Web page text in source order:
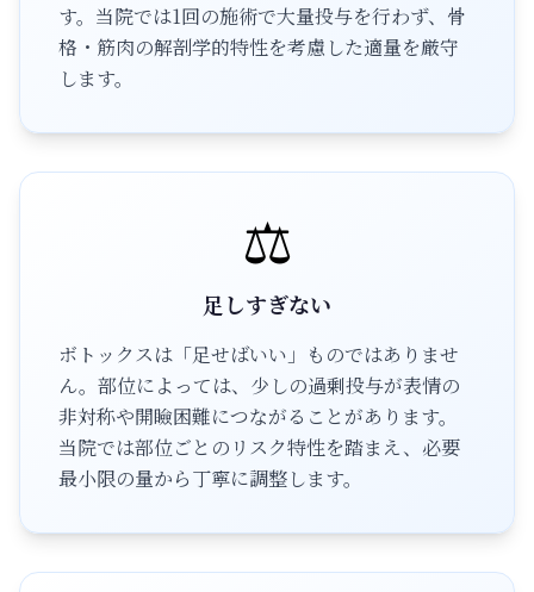
す。当院では1回の施術で大量投与を行わず、骨
格・筋肉の解剖学的特性を考慮した適量を厳守
します。
⚖️
足しすぎない
ボトックスは「足せばいい」ものではありませ
ん。部位によっては、少しの過剰投与が表情の
非対称や開瞼困難につながることがあります。
当院では部位ごとのリスク特性を踏まえ、必要
最小限の量から丁寧に調整します。